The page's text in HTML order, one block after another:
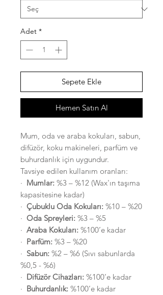
Adet *
Sepete Ekle
Hemen Satın Al
Mum, oda ve araba kokuları, sabun,
difüzör, koku makineleri, parfüm ve
buhurdanlık için uygundur.
Tavsiye edilen kullanım oranları:
· Mumlar: %3 – %12 (Wax'ın taşıma
kapasitesine kadar)
· Çubuklu Oda Kokuları: %10 – %20
· Oda Spreyleri: %3 – %5
· Araba Kokuları: %100’e kadar
· Parfüm: %3 – %20
· Sabun: %2 – %6 (Sıvı sabunlarda
%0,5 - %6)
· Difüzör Cihazları: %100’e kadar
· Buhurdanlık: %100’e kadar